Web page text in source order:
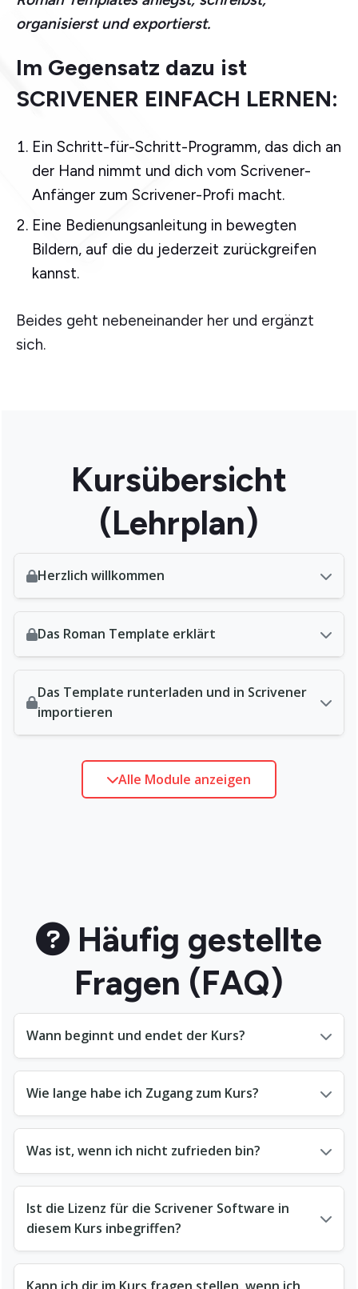
organisierst und exportierst.
Im Gegensatz dazu ist
SCRIVENER EINFACH LERNEN:
Ein Schritt-für-Schritt-Programm, das dich an
der Hand nimmt und dich vom Scrivener-
Anfänger zum Scrivener-Profi macht.
Eine Bedienungsanleitung in bewegten
Bildern, auf die du jederzeit zurückgreifen
kannst.
Beides geht nebeneinander her und ergänzt
sich.
Kursübersicht
(Lehrplan)
Herzlich willkommen
Das Roman Template erklärt
Das Template runterladen und in Scrivener
importieren
Alle Module anzeigen
Häufig gestellte
Fragen (FAQ)
Wann beginnt und endet der Kurs?
Wie lange habe ich Zugang zum Kurs?
Was ist, wenn ich nicht zufrieden bin?
Ist die Lizenz für die Scrivener Software in
diesem Kurs inbegriffen?